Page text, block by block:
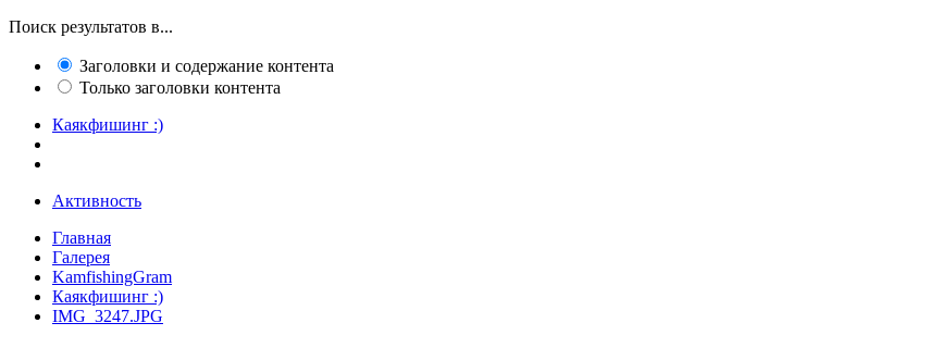
Поиск результатов в...
Заголовки и содержание контента
Только заголовки контента
Каякфишинг :)
Активность
Главная
Галерея
KamfishingGram
Каякфишинг :)
IMG_3247.JPG